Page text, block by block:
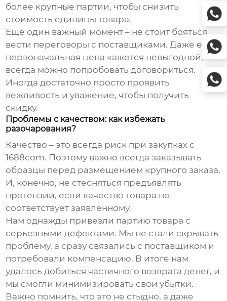
более крупные партии, чтобы снизить
стоимость единицы товара.
Еще один важный момент – не стоит бояться
вести переговоры с поставщиками. Даже если
первоначальная цена кажется невыгодной,
всегда можно попробовать договориться.
Иногда достаточно просто проявить
вежливость и уважение, чтобы получить
скидку.
Проблемы с качеством: как избежать
разочарования?
Качество – это всегда риск при закупках с
1688com. Поэтому важно всегда заказывать
образцы перед размещением крупного заказа.
И, конечно, не стесняться предъявлять
претензии, если качество товара не
соответствует заявленному.
Нам однажды привезли партию товара с
серьезными дефектами. Мы не стали скрывать
проблему, а сразу связались с поставщиком и
потребовали компенсацию. В итоге нам
удалось добиться частичного возврата денег, и
мы смогли минимизировать свои убытки.
Важно помнить, что это не стыдно, а даже